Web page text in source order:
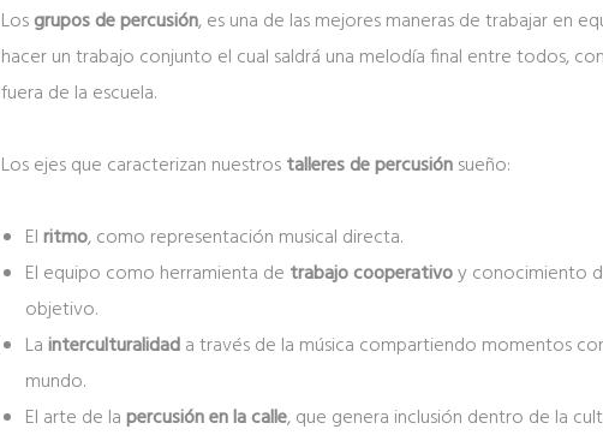
Losgrupos de percusión, es una de las mejores maneras de trabajar en
hacer un trabajo conjunto el cual saldrá una melodía final entre todos,
fuera de la escuela.
Los ejes que caracterizan nuestrostalleres de percusiónsueño:
Elritmo, como representación musical directa.
El equipo como herramienta de trabajo cooperativoy conocimiento
objetivo.
Lainterculturalidada través de la música compartiendo momentos
mundo.
El arte de lapercusión en la calle, que genera inclusión dentro de la